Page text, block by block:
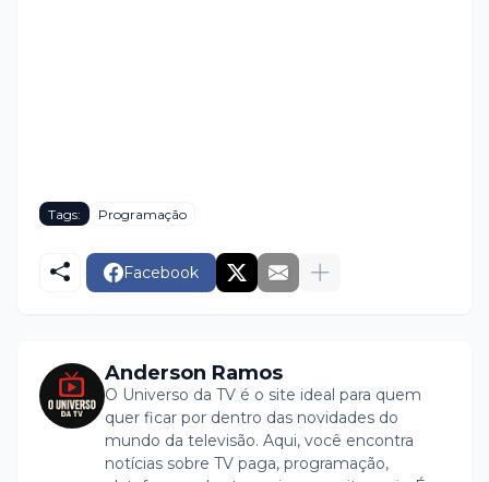
Tags: Programação
Facebook
Anderson Ramos
O Universo da TV é o site ideal para quem
quer ficar por dentro das novidades do
mundo da televisão. Aqui, você encontra
notícias sobre TV paga, programação,